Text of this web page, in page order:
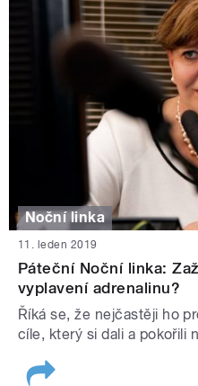
Noční linka
11. leden 2019
Páteční Noční linka:
vyplavení adrenalinu?
Říká se, že nejčastěji ho
cíle, který si dali a pokořili